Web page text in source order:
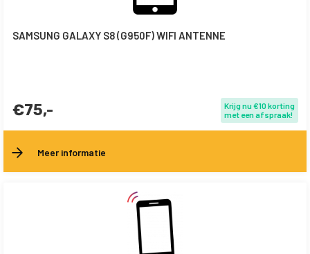
SAMSUNG GALAXY S8 (G950F) WIFI ANTENNE
€75,-
Krijg nu €10 korting
met een afspraak!
Meer informatie